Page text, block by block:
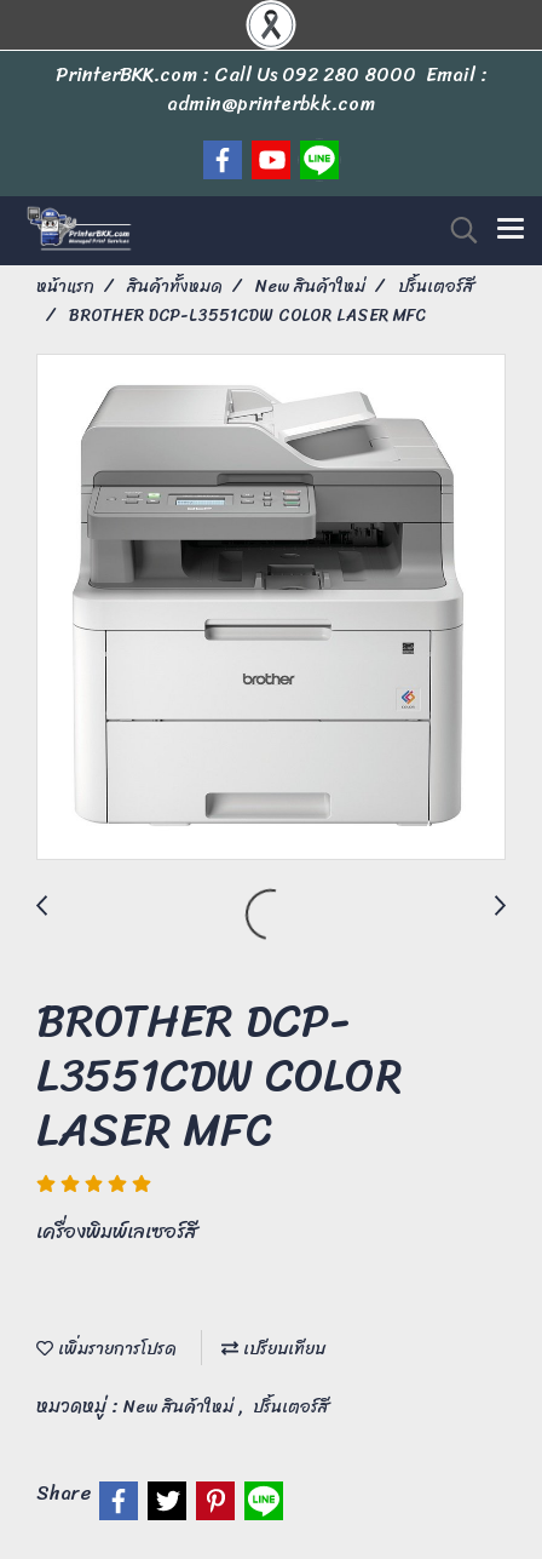
PrinterBKK.com : Call Us092 280 8000 Email :
admin@printerbkk.com
หน้าแรก สินค้าทั้งหมด New สินค้าใหม่
ปริ้นเตอร์สี
BROTHER DCP-L3551CDW COLOR LASER MFC
BROTHER DCP-
L3551CDW COLOR
LASER MFC
เครื่องพิมพ์เลเซอร์สี
เพิ่มรายการโปรด เปรียบเทียบ
หมวดหมู่ : New สินค้าใหม่, ปริ้นเตอร์สี
Share